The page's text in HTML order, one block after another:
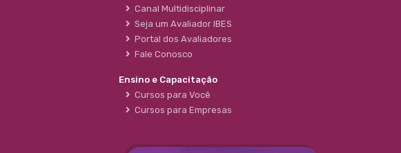
Canal Multidisciplinar
Seja um Avaliador IBES
Portal dos Avaliadores
Fale Conosco
Ensino e Capacitação
Cursos para Você
Cursos para Empresas